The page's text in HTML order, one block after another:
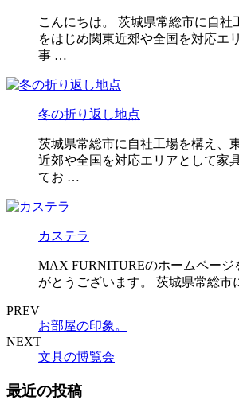
こんにちは。 茨城県常総市に自社
をはじめ関東近郊や全国を対応エ
事 …
冬の折り返し地点
茨城県常総市に自社工場を構え、
近郊や全国を対応エリアとして家
てお …
カステラ
MAX FURNITUREのホームページ
がとうございます。 茨城県常総
PREV
お部屋の印象。
NEXT
文具の博覧会
最近の投稿